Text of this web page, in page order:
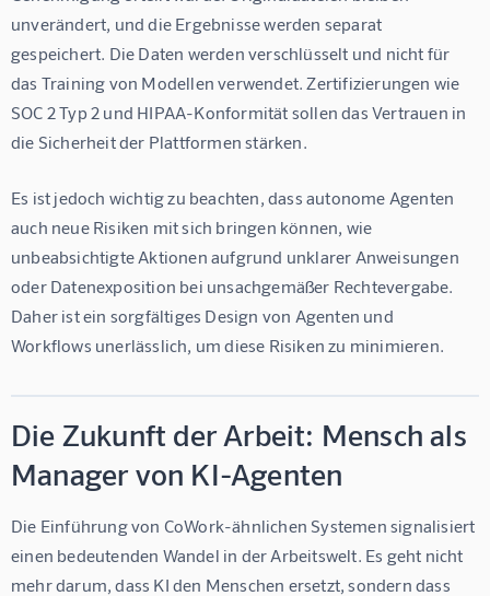
unverändert, und die Ergebnisse werden separat
gespeichert. Die Daten werden verschlüsselt und nicht für
das Training von Modellen verwendet. Zertifizierungen wie
SOC 2 Typ 2 und HIPAA-Konformität sollen das Vertrauen in
die Sicherheit der Plattformen stärken.
Es ist jedoch wichtig zu beachten, dass autonome Agenten
auch neue Risiken mit sich bringen können, wie
unbeabsichtigte Aktionen aufgrund unklarer Anweisungen
oder Datenexposition bei unsachgemäßer Rechtevergabe.
Daher ist ein sorgfältiges Design von Agenten und
Workflows unerlässlich, um diese Risiken zu minimieren.
Die Zukunft der Arbeit: Mensch als
Manager von KI-Agenten
Die Einführung von CoWork-ähnlichen Systemen signalisiert
einen bedeutenden Wandel in der Arbeitswelt. Es geht nicht
mehr darum, dass KI den Menschen ersetzt, sondern dass